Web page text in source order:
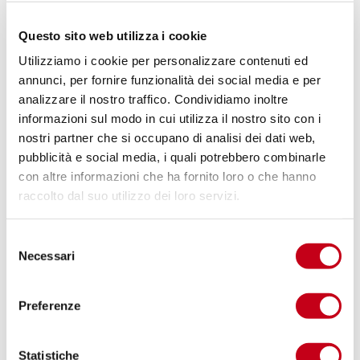
Questo sito web utilizza i cookie
Utilizziamo i cookie per personalizzare contenuti ed
annunci, per fornire funzionalità dei social media e per
analizzare il nostro traffico. Condividiamo inoltre
informazioni sul modo in cui utilizza il nostro sito con i
nostri partner che si occupano di analisi dei dati web,
pubblicità e social media, i quali potrebbero combinarle
con altre informazioni che ha fornito loro o che hanno
raccolto dal suo utilizzo dei loro servizi.
Necessari
Preferenze
Statistiche
L’approccio Equilibrium
Grazie all’esperienza e alle competenze certificate del
nostro team di Coach e ad un approccio orientato ai
risultati e basato su evidenze neuroscientifiche, il